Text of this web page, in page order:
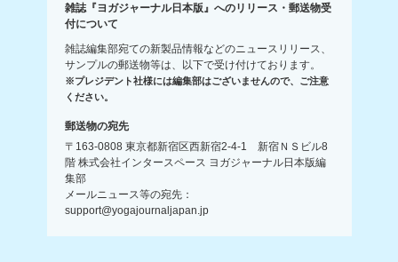
雑誌『ヨガジャーナル日本版』へのリリース・郵送物受
付について
雑誌編集部宛ての新製品情報などのニュースリリース、
サンプルの郵送物等は、以下で受け付けております。
※プレジデント社様には編集部はございませんので、ご注意
ください。
郵送物の宛先
〒163-0808 東京都新宿区西新宿2-4-1 新宿ＮＳビル8
階 株式会社インタースペース ヨガジャーナル日本版編
集部
メールニュース等の宛先：
support@yogajournaljapan.jp